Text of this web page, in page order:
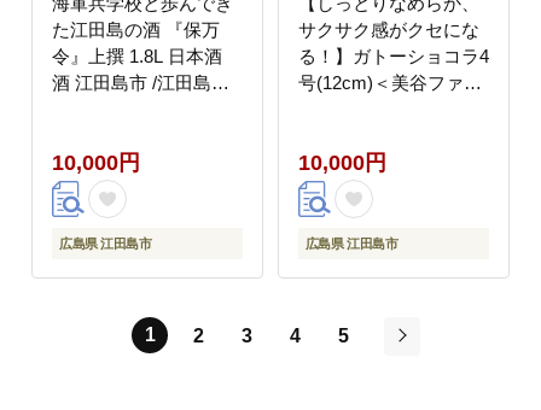
た江田島の酒 『保万
令』上撰 1.8L 日本酒
酒 江田島市 /江田島銘
10,000円
広島県 江田島市
サクサク感がクセにな
る！】ガトーショコラ4
号(12cm)＜美谷ファー
10,000円
広島県 江田島市
1 2 3 4
5